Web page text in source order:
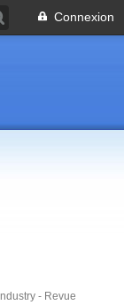
Connexion
- Revue